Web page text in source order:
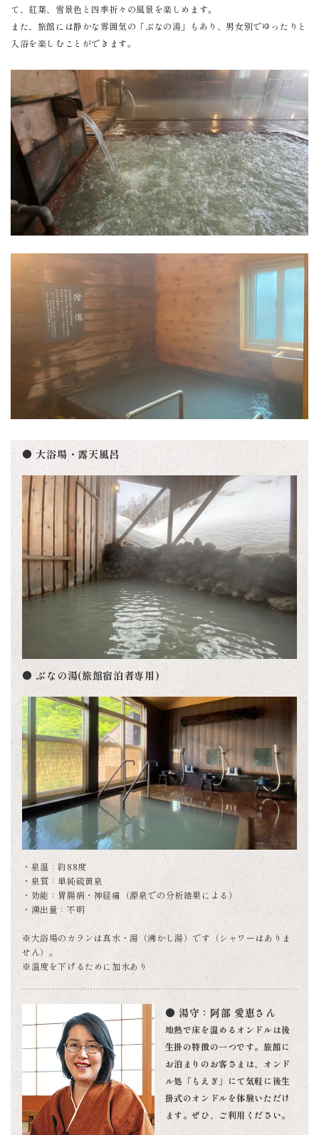
て、紅葉、雪景色と四季折々の風景を楽しめます。
また、旅館には静かな雰囲気の「ぶなの湯」もあり、男女別でゆったりと
入浴を楽しむことができます。
● 大浴場・露天風呂
● ぶなの湯(旅館宿泊者専用)
・泉温：約88度
・泉質：単純硫黄泉
・効能：胃腸病・神経痛（源泉での分析結果による）
・湧出量：不明
※大浴場のカランは真水・湯（沸かし湯）です（シャワーはありま
せん）。
※温度を下げるために加水あり
● 湯守：阿部 愛恵さん
地熱で床を温めるオンドルは後
生掛の特徴の一つです。旅館に
お泊まりのお客さまは、オンド
ル処「もえぎ」にて気軽に後生
掛式のオンドルを体験いただけ
ます。ぜひ、ご利用ください。